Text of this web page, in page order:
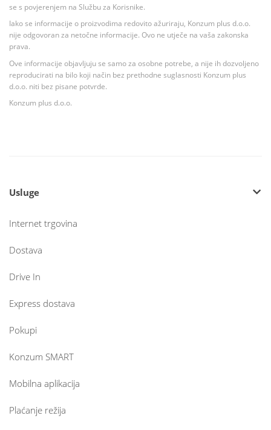
se s povjerenjem na Službu za Korisnike.
Iako se informacije o proizvodima redovito ažuriraju, Konzum plus d.o.o.
nije odgovoran za netočne informacije. Ovo ne utječe na vaša zakonska
prava.
Ove informacije objavljuju se samo za osobne potrebe, a nije ih dozvoljeno
reproducirati na bilo koji način bez prethodne suglasnosti Konzum plus
d.o.o. niti bez pisane potvrde.
Konzum plus d.o.o.
Usluge
Internet trgovina
Dostava
Drive In
Express dostava
Pokupi
Konzum SMART
Mobilna aplikacija
Plaćanje režija